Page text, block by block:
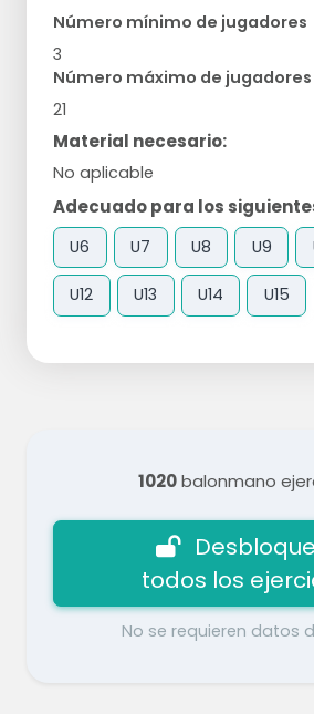
Número mínimo de jugadores
3
Número máximo de jugadores
21
Material necesario:
No aplicable
Adecuado para los
U6 U7 U8 U9
U12 U13 U14 U15
1020balonmano
todos los
No se requieren datos